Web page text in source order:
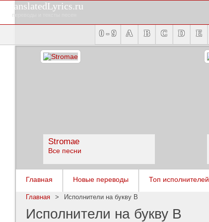
TranslatedLyrics.ru
переводы и тексты песен
0 - 9 A B C D E
Stromae
Все песни
Главная Новые переводы Топ исполнителей
Главная > Исполнители на букву B
Исполнители на букву B